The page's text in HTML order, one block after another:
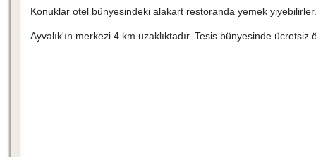
Konuklar otel bünyesindeki alakart restoranda yemek
Ayvalık'ın merkezi 4 km uzaklıktadır. Tesis bünyesinde ücretsiz